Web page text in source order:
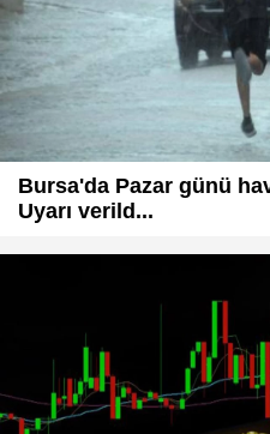
Bursa'da Pazar günü
Uyarı verild...